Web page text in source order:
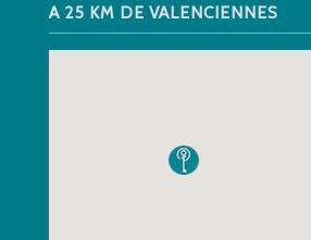
A 25 KM DE VALENCIENNES